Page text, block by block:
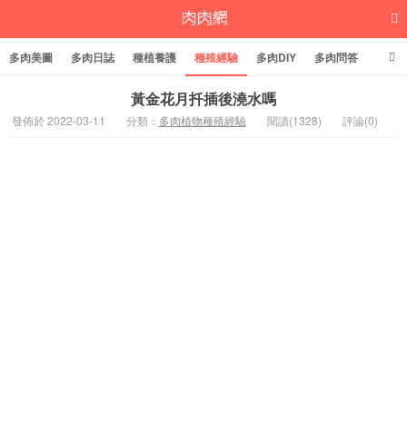
多肉美圖 多肉日誌 種植養護 種殖經驗 多肉DIY 多肉問答
黃金花月扦插後澆水嗎
發佈於 2022-03-11 分類： 多肉植物種殖經驗 閱讀(1328) 評論(0)